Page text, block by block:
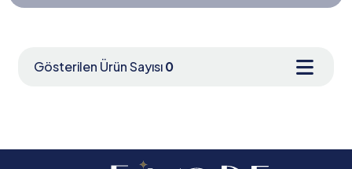
Gösterilen Ürün Sayısı0